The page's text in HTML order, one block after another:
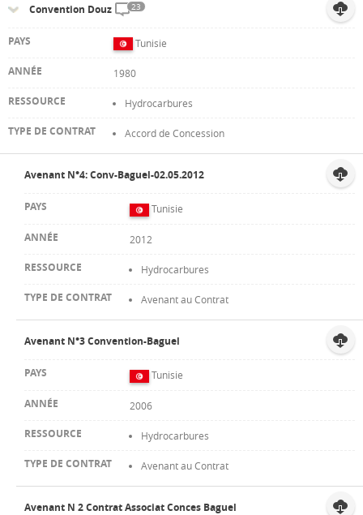
Convention Douz 23
Tunisie
1980
Hydrocarbures
Accord de Concession
Avenant N°4: Conv-Baguel-02.05.2012
Tunisie
2012
Hydrocarbures
Avenant au Contrat
Avenant N°3 Convention-Baguel
Tunisie
2006
Hydrocarbures
Avenant au Contrat
Avenant N 2 Contrat Associat Conces Baguel